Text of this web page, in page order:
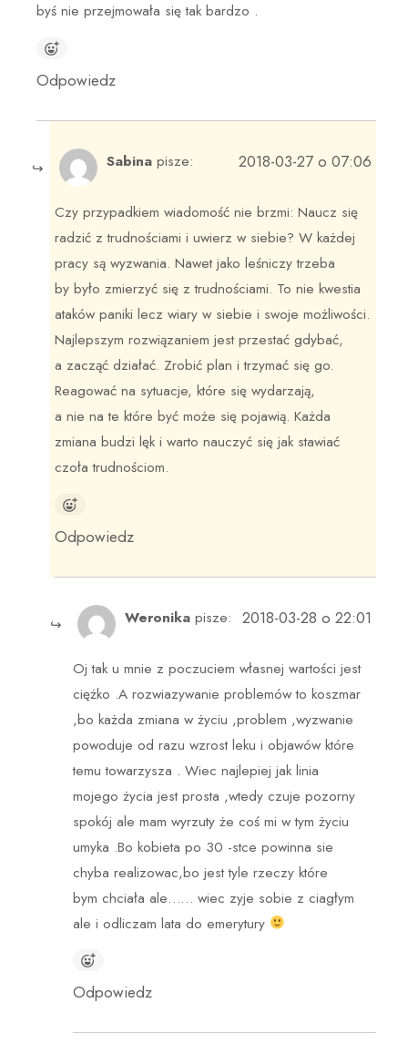
byś nie przejmowała się tak bardzo .
Odpowiedz
Sabina pisze: 2018-03-27 o 07:06
Czy przypadkiem wiadomość nie brzmi: Naucz się
radzić z trudnościami i uwierz w siebie? W każdej
pracy są wyzwania. Nawet jako leśniczy trzeba
by było zmierzyć się z trudnościami. To nie kwestia
ataków paniki lecz wiary w siebie i swoje możliwości.
Najlepszym rozwiązaniem jest przestać gdybać,
a zacząć działać. Zrobić plan i trzymać się go.
Reagować na sytuacje, które się wydarzają,
a nie na te które być może się pojawią. Każda
zmiana budzi lęk i warto nauczyć się jak stawiać
czoła trudnościom.
Odpowiedz
Weronika pisze: 2018-03-28 o 22:01
Oj tak u mnie z poczuciem własnej wartości jest
ciężko .A rozwiazywanie problemów to koszmar
,bo każda zmiana w życiu ,problem ,wyzwanie
powoduje od razu wzrost leku i objawów które
temu towarzysza . Wiec najlepiej jak linia
mojego życia jest prosta ,wtedy czuje pozorny
spokój ale mam wyrzuty że coś mi w tym życiu
umyka .Bo kobieta po 30 -stce powinna sie
chyba realizowac,bo jest tyle rzeczy które
bym chciała ale…… wiec zyje sobie z ciagłym
ale i odliczam lata do emerytury
Odpowiedz